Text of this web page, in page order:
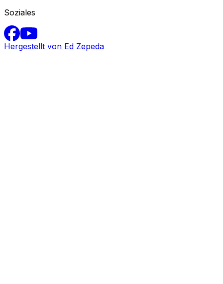
Soziales
Hergestellt von Ed Zepeda